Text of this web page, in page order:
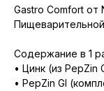
Gastro Comfort
Содержание в 1
• Цинк (из PepZin
• PepZin GI